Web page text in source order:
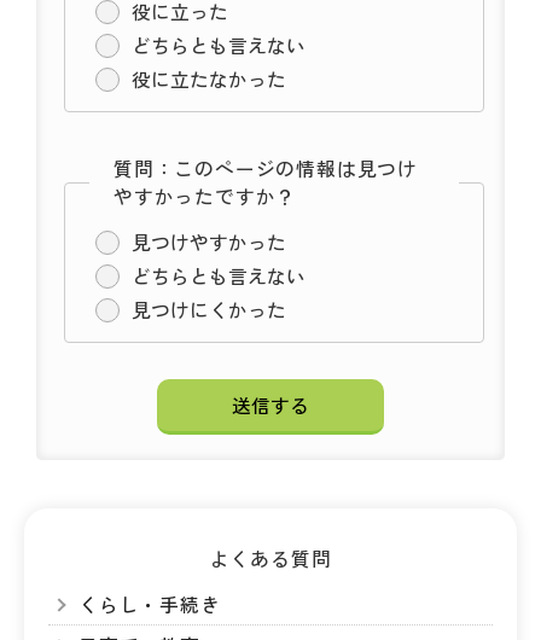
役に立った
どちらとも言えない
役に立たなかった
質問：このページの情報は見つけ
やすかったですか？
見つけやすかった
どちらとも言えない
見つけにくかった
よくある質問
くらし・手続き